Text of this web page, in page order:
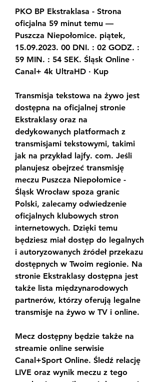
PKO BP Ekstraklasa - Strona
oficjalna 59 minut temu —
Puszcza Niepołomice. piątek,
15.09.2023. 00 DNI. : 02 GODZ. :
59 MIN. : 54 SEK. Śląsk Online ·
Canal+ 4k UltraHD · Kup
Transmisja tekstowa na żywo jest
dostępna na oficjalnej stronie
Ekstraklasy oraz na
dedykowanych platformach z
transmisjami tekstowymi, takimi
jak na przykład lajfy. com. Jeśli
planujesz obejrzeć transmisję
meczu Puszcza Niepołomice -
Śląsk Wrocław spoza granic
Polski, zalecamy odwiedzenie
oficjalnych klubowych stron
internetowych. Dzięki temu
będziesz miał dostęp do legalnych
i autoryzowanych źródeł przekazu
dostępnych w Twoim regionie. Na
stronie Ekstraklasy dostępna jest
także lista międzynarodowych
partnerów, którzy oferują legalne
transmisje na żywo w TV i online.
Mecz dostępny będzie także na
streamie online serwisie
Canal+Sport Online. Śledź relację
LIVE oraz wynik meczu z tego